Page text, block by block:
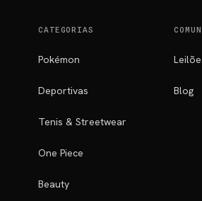
CATEGORIAS
Pokémon
Deportivas
Tenis & Streetwear
One Piece
Beauty
Blog